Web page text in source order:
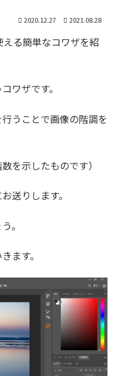
2020.12.27 2021.08.28
る簡単なコワザを紹
ワザです。
うことで画像の階調を
を示したものです）
送りします。
。
ます。